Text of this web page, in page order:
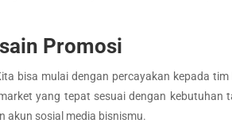
Promosi
bisa mulai dengan percayakan kepada
yang tepat sesuai dengan
akun sosial media bisnismu.